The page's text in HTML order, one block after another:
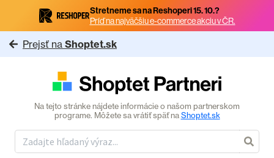
Stretneme sa na Reshoperi 15. 10.?
Príď na najväčšiu e-commerce akciu v ČR.
Prejsť na Shoptet.sk
Na tejto stránke nájdete informácie o našom partnerskom
programe. Môžete sa vrátiť späť naShoptet.sk